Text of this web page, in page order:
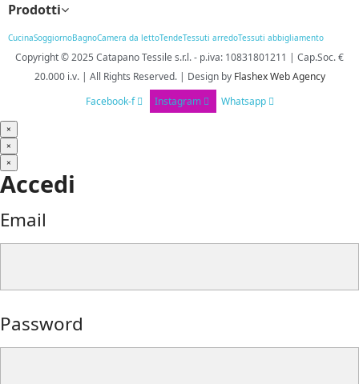
Prodotti
CucinaSoggiornoBagnoCamera da lettoTendeTessuti arredoTessuti abbigliamento
Copyright © 2025 Catapano Tessile s.r.l.- p.iva: 10831801211 | Cap.Soc. €
20.000 i.v. | All Rights Reserved. | Designby Flashex Web Agency
Facebook-f
Instagram Whatsapp
×
×
×
Accedi
Email
Password